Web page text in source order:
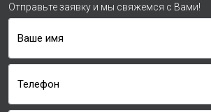
Отправьте заявку и мы свяжемся с Вами!
Ваше имя
Телефон